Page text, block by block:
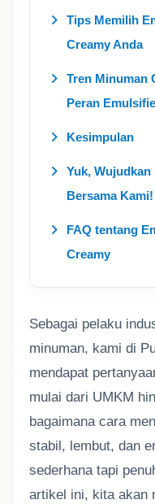
Tips Memilih
Creamy Anda
Tren Minuman
Peran
Kesimpulan
Yuk,
Bersama Kami!
FAQ tentang
Creamy
Sebagai pelaku
minuman, kami di
mendapat
mulai dari UMKM
bagaimana cara
stabil, lembut, dan
sederhana tapi
artikel ini, kita akan